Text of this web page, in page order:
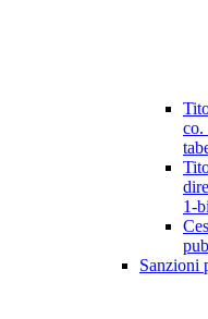
co.
1-
Sanzioni